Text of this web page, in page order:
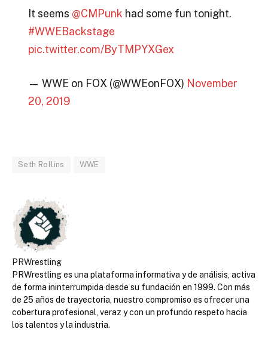
It seems @CMPunk had some fun tonight.
#WWEBackstage
pic.twitter.com/ByTMPYXGex
— WWE on FOX (@WWEonFOX) November
20, 2019
Seth Rollins WWE
PRWrestling
PRWrestling es una plataforma informativa y de análisis, activa
de forma ininterrumpida desde su fundación en 1999. Con más
de 25 años de trayectoria, nuestro compromiso es ofrecer una
cobertura profesional, veraz y con un profundo respeto hacia
los talentos y la industria.